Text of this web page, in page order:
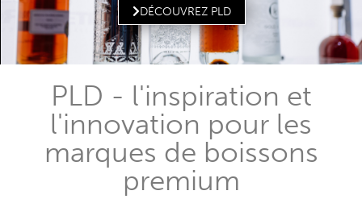
DÉCOUVREZ PLD
PLD - l'inspiration et
l'innovation pour les
marques de boissons
premium